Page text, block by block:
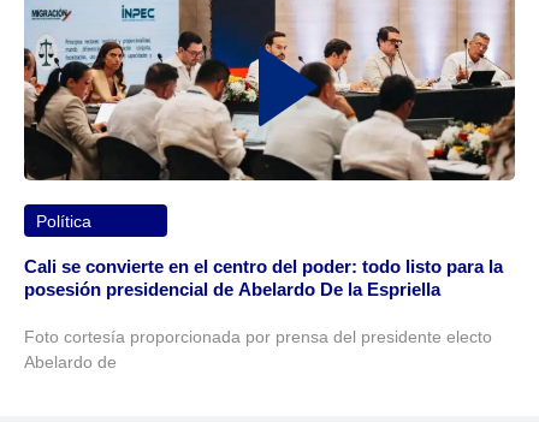
Política
Cali se convierte en el centro del poder: todo listo para la
posesión presidencial de Abelardo De la Espriella
Foto cortesía proporcionada por prensa del presidente electo
Abelardo de